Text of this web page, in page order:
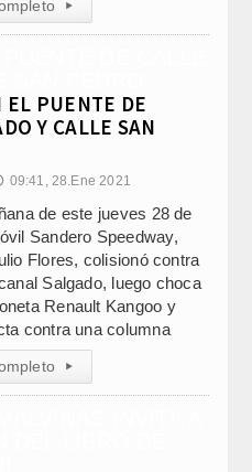
▸
EL PUENTE DE
Y CALLE SAN
09:41, 28.Ene 2021
de este jueves 28 de
Sandero Speedway,
Flores, colisionó contra
Salgado, luego choca
Renault Kangoo y
contra una columna
▸